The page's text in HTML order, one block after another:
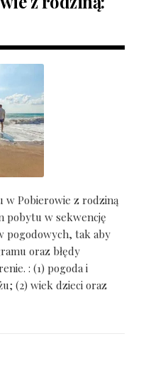
w Pobierowie z rodziną
pobytu w sekwencję
pogodowych, tak aby
oraz błędy
: (1) pogoda i
(2) wiek dzieci oraz